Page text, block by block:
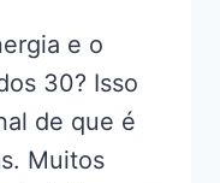
e o
30? Isso
de que é
Muitos